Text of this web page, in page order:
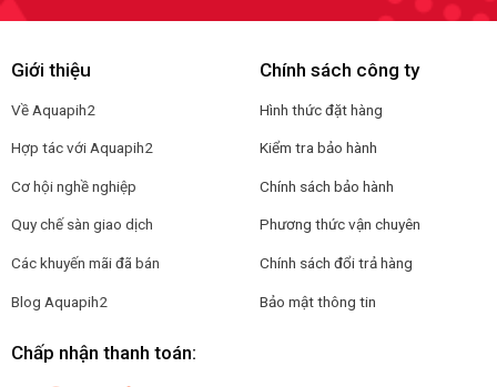
Giới thiệu
Về Aquapih2
Hợp tác với Aquapih2
Cơ hội nghề nghiệp
Quy chế sàn giao dịch
Các khuyến mãi đã bán
Blog Aquapih2
Chính sách công ty
Hình thức đặt hàng
Kiểm tra bảo hành
Chính sách bảo hành
Phương thức vận chuyên
Chính sách đổi trả hàng
Bảo mật thông tin
Chấp nhận thanh toán: